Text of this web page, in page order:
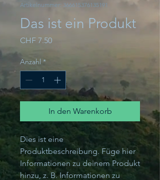
Artikelnummer: 366615376135191
Das ist ein Produkt
CHF 7.50Preis
Anzahl *
In den Warenkorb
Dies ist eine
Produktbeschreibung. Füge hier
Informationen zu deinem Produkt
hinzu, z. B. Informationen zu